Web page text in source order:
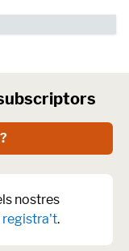
nostres
registra't.